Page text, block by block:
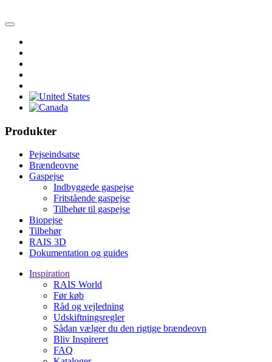
Produkter
Pejseindsatse
Brændeovne
Gaspejse
Indbyggede gaspejse
Fritstående gaspejse
Tilbehør til gaspejse
Biopejse
Tilbehør
RAIS 3D
Dokumentation og guides
Inspiration
RAIS World
Før køb
Råd og vejledning
Udskiftningsregler
Sådan vælger du den rigtige brændeovn
Bliv Inspireret
FAQ